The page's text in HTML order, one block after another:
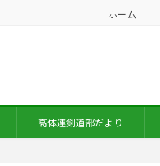
ホーム
高体連剣道部だより